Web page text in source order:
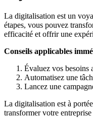
La digitalisation est un
étapes, vous pouvez
efficacité et offrir une
Conseils applicables
Évaluez vos besoins
Automatisez une
Lancez une
La digitalisation est à
transformer votre entreprise